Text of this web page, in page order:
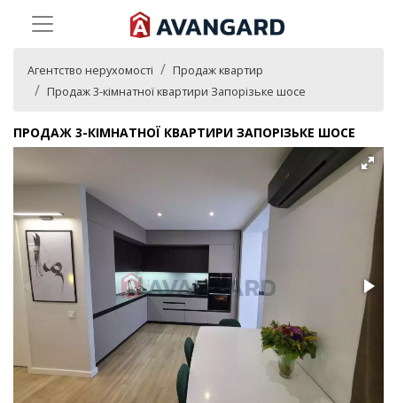
Агентство нерухомості
Продаж квартир
Продаж 3-кімнатної квартири Запорізьке шосе
ПРОДАЖ 3-КІМНАТНОЇ КВАРТИРИ ЗАПОРІЗЬКЕ ШОСЕ